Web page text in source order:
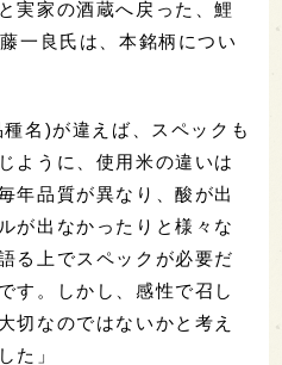
実家の酒蔵へ戻った、鯉
一良氏は、本銘柄につい
種名)が違えば、スペックも
ように、使用米の違いは
年品質が異なり、酸が出
が出なかったりと様々な
る上でスペックが必要だ
す。しかし、感性で召し
切なのではないかと考え
た」